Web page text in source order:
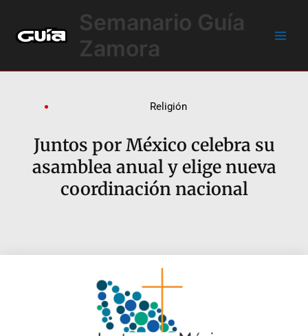
contenido
Semanario Guía
Zamora
Religión
Juntos por México celebra su
asamblea anual y elige nueva
coordinación nacional